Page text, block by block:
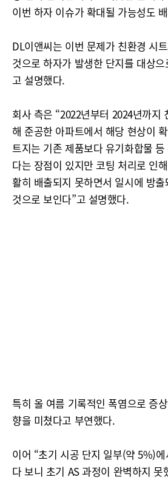
이번 하자 이슈가 확대될 가능성도
DL이앤씨는 이번 문제가 친환경 시
것으로 하자가 발생한 단지를 대상
고 설명했다.
회사 측은 “2022년부터 2024년까지
해 준공한 아파트에서 해당 현상이
트지는 기존 제품보다 유기화합물
다는 장점이 있지만 코팅 처리로 인
활히 배출되지 못하면서 일시에 방
것으로 보인다”고 설명했다.
특히 올 여름 기록적인 폭염으로 증
향을 미쳤다고 부연했다.
이어 “초기 시공 단지 일부(약 5%)
다 보니 초기 AS 과정이 완벽하지